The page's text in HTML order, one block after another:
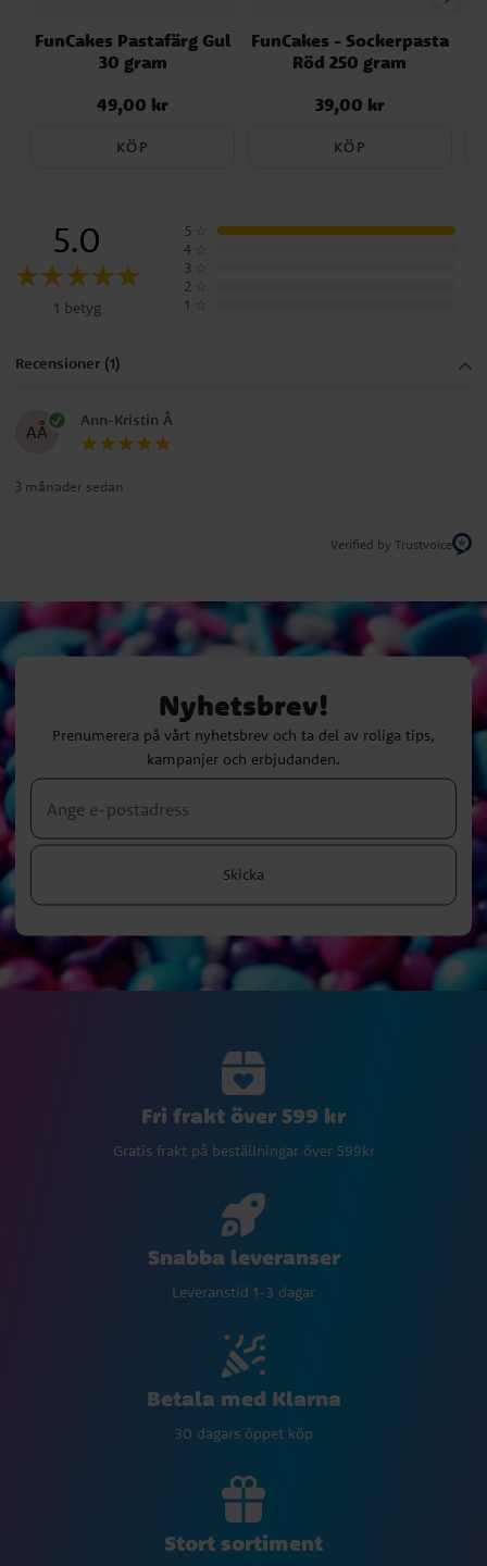
FunCakes Pastafärg Gul
30 gram
Pris:49,00 kr
49,00 kr
KÖP
FunCakes - Sockerpasta
Röd 250 gram
Pris:39,00 kr
39,00 kr
KÖP
5.0
1 betyg
5
4
3
2
1
Recensioner (1)
AÅ
Ann-Kristin Å
3 månader sedan
Verified by Trustvoice
Nyhetsbrev!
Prenumerera på vårt nyhetsbrev och ta del av roliga tips,
kampanjer och erbjudanden.
Skicka
Fri frakt över 599 kr
Gratis frakt på beställningar över 599kr
Snabba leveranser
Leveranstid 1-3 dagar
Betala med Klarna
30 dagars öppet köp
Stort sortiment